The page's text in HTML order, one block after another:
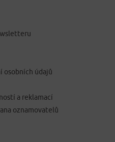
osobních údajů
a reklamací
oznamovatelů